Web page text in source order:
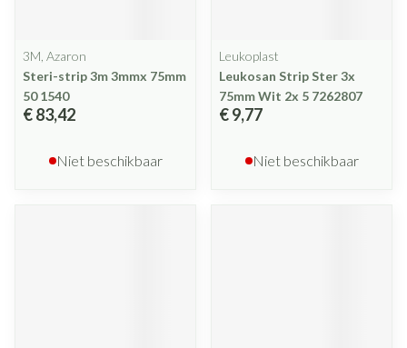
3M, Azaron
Steri-strip 3m 3mmx 75mm
50 1540
€ 83,42
Niet beschikbaar
Leukoplast
Leukosan Strip Ster 3x
75mm Wit 2x 5 7262807
€ 9,77
Niet beschikbaar